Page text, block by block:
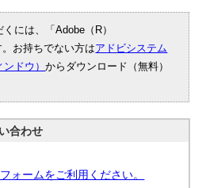
には、「Adobe（R）
お持ちでない方はアドビシステム
ンドウ）からダウンロード（無料）
合わせ
ォームをご利用ください。